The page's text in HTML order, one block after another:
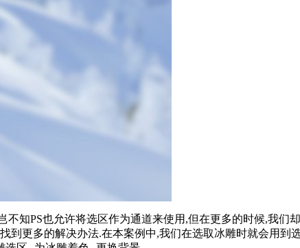
知PS也允许将选区作为通道来使用,但在更多的时候,我们
到更多的解决办法.在本案例中,我们在选取冰雕时就会用到